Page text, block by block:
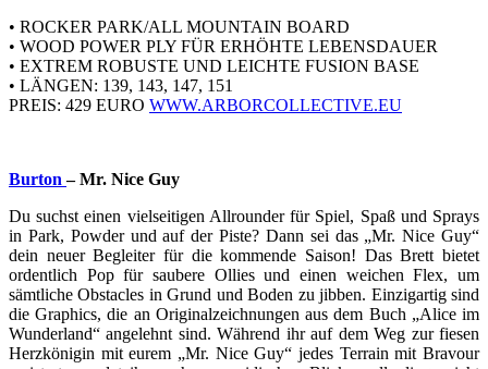
• ROCKER PARK/ALL MOUNTAIN BOARD
• WOOD POWER PLY FÜR ERHÖHTE LEBENSDAUER
• EXTREM ROBUSTE UND LEICHTE FUSION BASE
• LÄNGEN: 139, 143, 147, 151
PREIS: 429 EURO WWW.ARBORCOLLECTIVE.EU
Burton– Mr. Nice Guy
Du suchst einen vielseitigen Allrounder für Spiel, Spaß und Sprays
in Park, Powder und auf der Piste? Dann sei das „Mr. Nice Guy“
dein neuer Begleiter für die kommende Saison! Das Brett bietet
ordentlich Pop für saubere Ollies und einen weichen Flex, um
sämtliche Obstacles in Grund und Boden zu jibben. Einzigartig sind
die Graphics, die an Originalzeichnungen aus dem Buch „Alice im
Wunderland“ angelehnt sind. Während ihr auf dem Weg zur fiesen
Herzkönigin mit eurem „Mr. Nice Guy“ jedes Terrain mit Bravour